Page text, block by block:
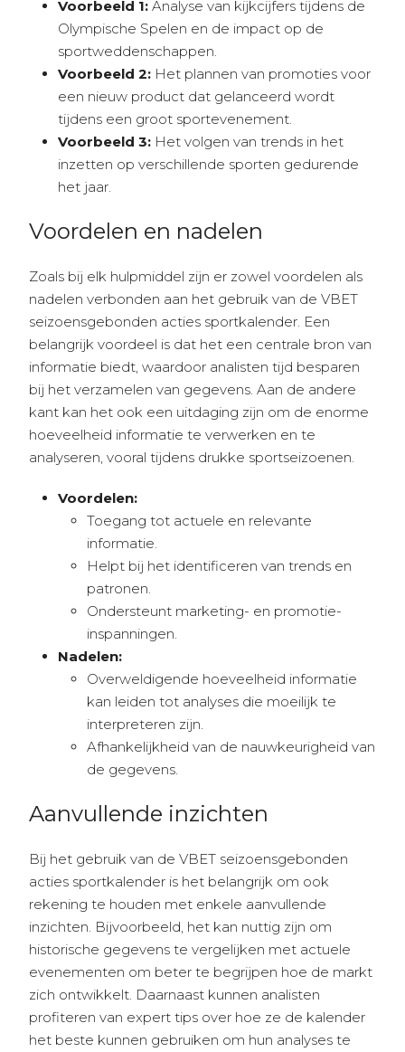
Voorbeeld 1: Analyse van kijkcijfers tijdens de
Olympische Spelen en de impact op de
sportweddenschappen.
Voorbeeld 2: Het plannen van promoties voor
een nieuw product dat gelanceerd wordt
tijdens een groot sportevenement.
Voorbeeld 3: Het volgen van trends in het
inzetten op verschillende sporten gedurende
het jaar.
Voordelen en nadelen
Zoals bij elk hulpmiddel zijn er zowel voordelen als
nadelen verbonden aan het gebruik van de VBET
seizoensgebonden acties sportkalender. Een
belangrijk voordeel is dat het een centrale bron van
informatie biedt, waardoor analisten tijd besparen
bij het verzamelen van gegevens. Aan de andere
kant kan het ook een uitdaging zijn om de enorme
hoeveelheid informatie te verwerken en te
analyseren, vooral tijdens drukke sportseizoenen.
Voordelen:
Toegang tot actuele en relevante
informatie.
Helpt bij het identificeren van trends en
patronen.
Ondersteunt marketing- en promotie-
inspanningen.
Nadelen:
Overweldigende hoeveelheid informatie
kan leiden tot analyses die moeilijk te
interpreteren zijn.
Afhankelijkheid van de nauwkeurigheid van
de gegevens.
Aanvullende inzichten
Bij het gebruik van de VBET seizoensgebonden
acties sportkalender is het belangrijk om ook
rekening te houden met enkele aanvullende
inzichten. Bijvoorbeeld, het kan nuttig zijn om
historische gegevens te vergelijken met actuele
evenementen om beter te begrijpen hoe de markt
zich ontwikkelt. Daarnaast kunnen analisten
profiteren van expert tips over hoe ze de kalender
het beste kunnen gebruiken om hun analyses te